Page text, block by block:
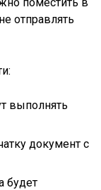
отправлять
выполнять
документ с
будет